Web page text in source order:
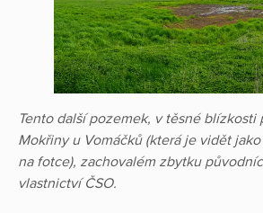
Tento další pozemek, v těsné blízkosti
Mokřiny u Vomáčků (která je vidět
na fotce), zachovalém zbytku
vlastnictví ČSO.